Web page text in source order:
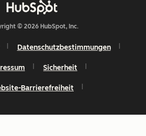
© 2026 HubSpot, Inc.
Datenschutzbestimmungen
Sicherheit
Barrierefreiheit